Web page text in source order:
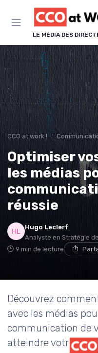
LE MÉDIA DES
CCO at work ! Communication
Optimiser
les médias
réussie
Hugo Leclerf
Analyste en Stratégie
9 min de lecture
Découvrez
avec les médias
communication de
atteindre votre
Panneau de gestion des